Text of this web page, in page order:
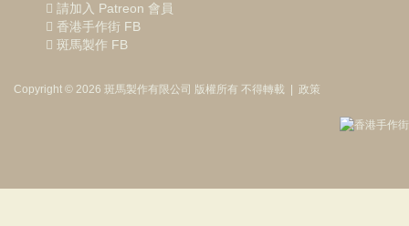
請加入 Patreon 會員
香港手作街 FB
斑馬製作 FB
Copyright © 2026 斑馬製作有限公司 版權所有 不得轉載 政策